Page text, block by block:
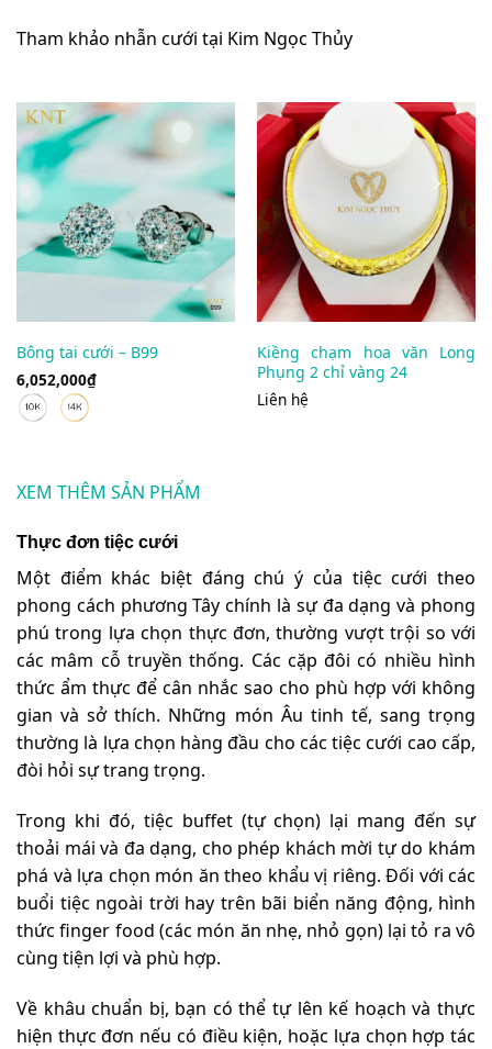
Tham khảo nhẫn cưới tại Kim Ngọc Thủy
Bông tai cưới – B99
6,052,000₫
Kiềng chạm hoa văn Long
Phụng 2 chỉ vàng 24
Liên hệ
XEM THÊM SẢN PHẨM
Thực đơn tiệc cưới
Một điểm khác biệt đáng chú ý của tiệc cưới theo
phong cách phương Tây chính là sự đa dạng và phong
phú trong lựa chọn thực đơn, thường vượt trội so với
các mâm cỗ truyền thống. Các cặp đôi có nhiều hình
thức ẩm thực để cân nhắc sao cho phù hợp với không
gian và sở thích. Những món Âu tinh tế, sang trọng
thường là lựa chọn hàng đầu cho các tiệc cưới cao cấp,
đòi hỏi sự trang trọng.
Trong khi đó, tiệc buffet (tự chọn) lại mang đến sự
thoải mái và đa dạng, cho phép khách mời tự do khám
phá và lựa chọn món ăn theo khẩu vị riêng. Đối với các
buổi tiệc ngoài trời hay trên bãi biển năng động, hình
thức finger food (các món ăn nhẹ, nhỏ gọn) lại tỏ ra vô
cùng tiện lợi và phù hợp.
Về khâu chuẩn bị, bạn có thể tự lên kế hoạch và thực
hiện thực đơn nếu có điều kiện, hoặc lựa chọn hợp tác